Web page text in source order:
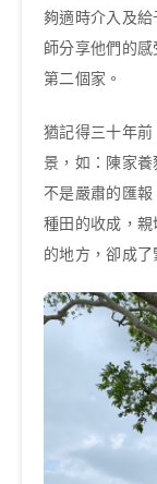
夠適時介入及
師分享他們的
第二個家。
猶記得三十年
景，如：陳家
不是嚴肅的匯
種田的收成，
的地方，卻成了